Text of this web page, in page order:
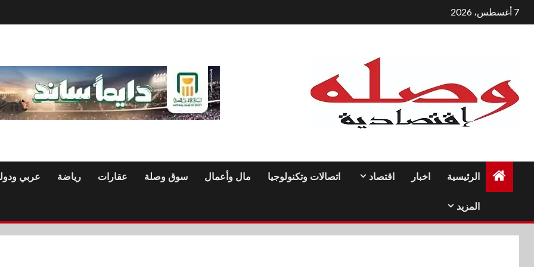
التجاوز
إلى
7 أغسطس، 2026
الرئيسية اخبار اقتصاد اتصالات وتكنولوجيا مال وأعمال سوق وصلة عقارات رياضة عربي
المزيد